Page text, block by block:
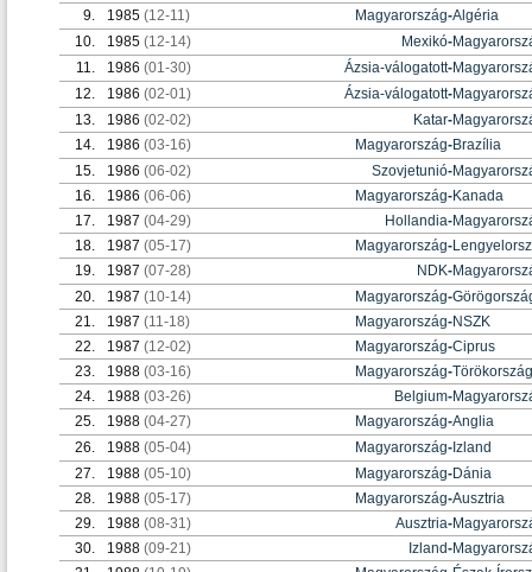
9.
1985 (12-11) Magyarország-Algéria
10.
1985 (12-14) Mexikó-
11.
1986 (01-30) Ázsia-válogatott-
12.
1986 (02-01) Ázsia-válogatott-
13.
1986 (02-02) Katar-
14.
1986 (03-16) Magyarország-Brazília
15.
1986 (06-02) Szovjetunió-
16.
1986 (06-06) Magyarország-Kanada
17.
1987 (04-29) Hollandia-
18.
1987 (05-17) Magyarország-
19.
1987 (07-28) NDK-
20.
1987 (10-14) Magyarország-
21.
1987 (11-18) Magyarország-NSZK
22.
1987 (12-02) Magyarország-Ciprus
23.
1988 (03-16) Magyarország-Törökország
24.
1988 (03-26) Belgium-
25.
1988 (04-27) Magyarország-Anglia
26.
1988 (05-04) Magyarország- Izland
27.
1988 (05-10) Magyarország-Dánia
28.
1988 (05-17) Magyarország-Ausztria
29.
1988 (08-31) Ausztria-
30.
1988 (09-21) Izland-